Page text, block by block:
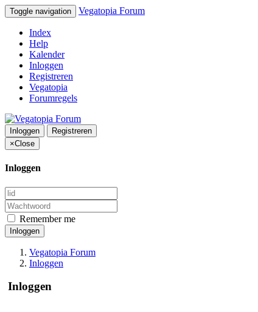
Toggle navigation Vegatopia Forum
Index
Help
Kalender
Inloggen
Registreren
Vegatopia
Forumregels
Inloggen
Registreren
×Close
Inloggen
Remember me
Inloggen
Vegatopia Forum
Inloggen
Inloggen